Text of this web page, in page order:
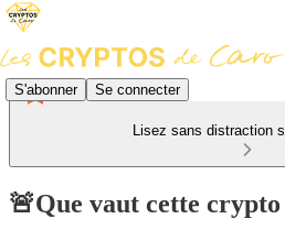
S'abonner Se connecter
Lisez sans distraction
🚨Que vaut cette crypto